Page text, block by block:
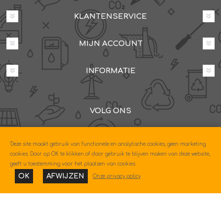
KLANTENSERVICE
MIJN ACCOUNT
INFORMATIE
VOLG ONS
085-0604630
'Deze site maakt gebruik van functionele en analytische cookies, geen marketing
cookies. Door op OK te klikken of door gebruik te blijven maken van deze website,
geeft u toestemming voor het plaatsen van cookies.
OK AFWIJZEN Onze privacy policy